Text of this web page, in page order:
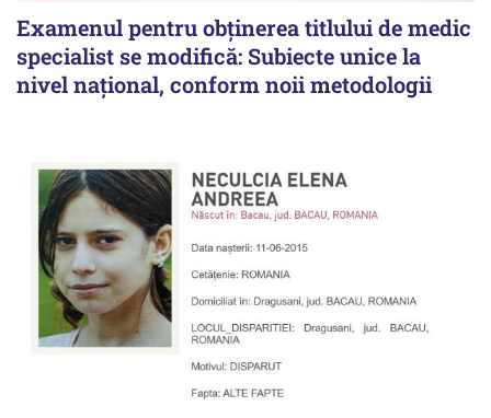
Examenul pentru obținerea titlului de medic
specialist se modifică: Subiecte unice la
nivel național, conform noii metodologii